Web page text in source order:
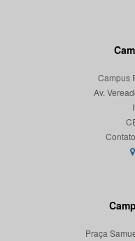
Campus
Av.
Praça